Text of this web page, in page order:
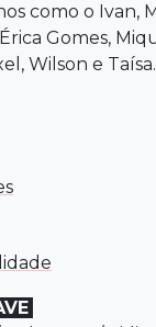
como o Ivan,
Gomes,
Wilson e Taísa.